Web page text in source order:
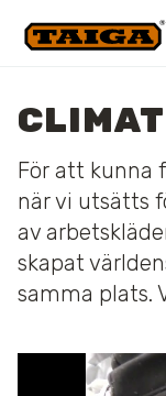
För att kunna
när vi utsätts
av
skapat
samma plats.